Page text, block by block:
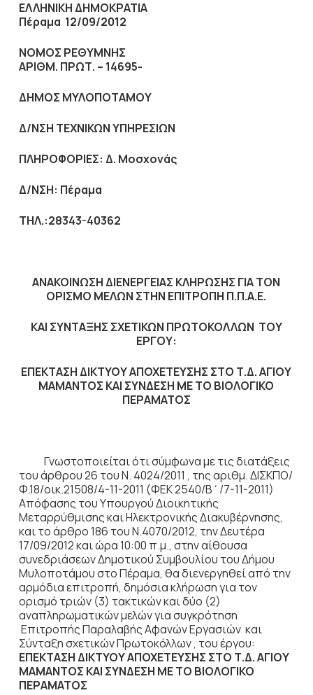
ΕΛΛΗΝΙΚΗ ΔΗΜΟΚΡΑΤΙΑ
Πέραμα 12/09/2012
ΝΟΜΟΣ ΡΕΘΥΜΝΗΣ
ΑΡΙΘΜ. ΠΡΩΤ. – 14695-
ΔΗΜΟΣ ΜΥΛΟΠΟΤΑΜΟΥ
Δ/ΝΣΗ ΤΕΧΝΙΚΩΝ ΥΠΗΡΕΣΙΩΝ
ΠΛΗΡΟΦΟΡΙΕΣ: Δ. Μοσχονάς
Δ/ΝΣΗ: Πέραμα
ΤΗΛ.:28343-40362
ΑΝΑΚΟΙΝΩΣΗ ΔΙΕΝΕΡΓΕΙΑΣ ΚΛΗΡΩΣΗΣ ΓΙΑ ΤΟΝ
ΟΡΙΣΜΟ ΜΕΛΩΝ ΣΤΗΝ ΕΠΙΤΡΟΠΗ Π.Π.Α.Ε.
ΚΑΙ ΣΥΝΤΑΞΗΣ ΣΧΕΤΙΚΩΝ ΠΡΩΤΟΚΟΛΛΩΝ ΤΟΥ
ΕΡΓΟΥ:
ΕΠΕΚΤΑΣΗ ΔΙΚΤΥΟΥ ΑΠΟΧΕΤΕΥΣΗΣ ΣΤΟ Τ.Δ. ΑΓΙΟΥ
ΜΑΜΑΝΤΟΣ ΚΑΙ ΣΥΝΔΕΣΗ ΜΕ ΤΟ ΒΙΟΛΟΓΙΚΟ
ΠΕΡΑΜΑΤΟΣ
Γνωστοποιείται ότι σύμφωνα με τις διατάξεις
του άρθρου 26 του Ν. 4024/2011 , της αριθμ. ΔΙΣΚΠΟ/
Φ.18/οικ.21508/4-11-2011 (ΦΕΚ 2540/Β΄/7-11-2011)
Απόφασης του Υπουργού Διοικητικής
Μεταρρύθμισης και Ηλεκτρονικής Διακυβέρνησης,
και το άρθρο 186 του Ν.4070/2012, την Δευτέρα
17/09/2012 και ώρα 10:00 π.μ., στην αίθουσα
συνεδριάσεων Δημοτικού Συμβουλίου του Δήμου
Μυλοποτάμου στο Πέραμα, θα διενεργηθεί από την
αρμόδια επιτροπή, δημόσια κλήρωση για τον
ορισμό τριών (3) τακτικών και δύο (2)
αναπληρωματικών μελών για συγκρότηση
Επιτροπής Παραλαβής Αφανών Εργασιών και
Σύνταξη σχετικών Πρωτοκόλλων , του έργου:
ΕΠΕΚΤΑΣΗ ΔΙΚΤΥΟΥ ΑΠΟΧΕΤΕΥΣΗΣ ΣΤΟ Τ.Δ. ΑΓΙΟΥ
ΜΑΜΑΝΤΟΣ ΚΑΙ ΣΥΝΔΕΣΗ ΜΕ ΤΟ ΒΙΟΛΟΓΙΚΟ
ΠΕΡΑΜΑΤΟΣ